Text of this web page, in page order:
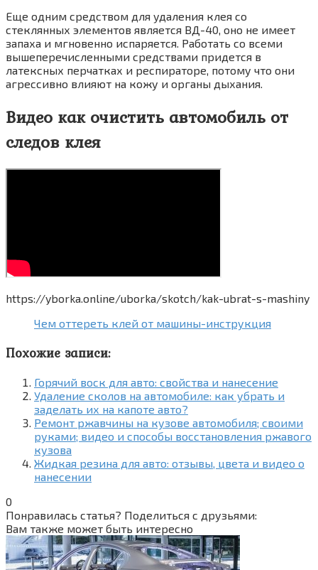
Еще одним средством для удаления клея со
стеклянных элементов является ВД-40, оно не имеет
запаха и мгновенно испаряется. Работать со всеми
вышеперечисленными средствами придется в
латексных перчатках и респираторе, потому что они
агрессивно влияют на кожу и органы дыхания.
Видео как очистить автомобиль от
следов клея
https://yborka.online/uborka/skotch/kak-ubrat-s-mashiny
Чем оттереть клей от машины-инструкция
Похожие записи:
Горячий воск для авто: свойства и нанесение
Удаление сколов на автомобиле: как убрать и
заделать их на капоте авто?
Ремонт ржавчины на кузове автомобиля; своими
руками; видео и способы восстановления ржавого
кузова
Жидкая резина для авто: отзывы, цвета и видео о
нанесении
0
Понравилась статья? Поделиться с друзьями:
Вам также может быть интересно